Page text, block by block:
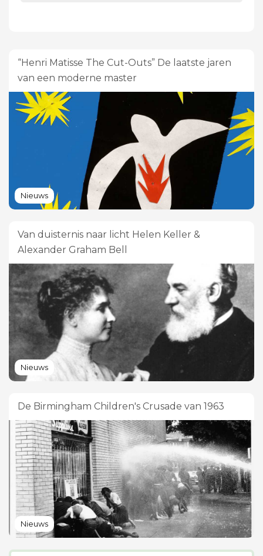
“Henri Matisse The Cut-Outs” De laatste jaren
van een moderne master
Nieuws
Van duisternis naar licht Helen Keller &
Alexander Graham Bell
Nieuws
De Birmingham Children's Crusade van 1963
Nieuws